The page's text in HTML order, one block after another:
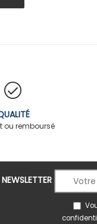
ou remboursé
NEWSLETTER